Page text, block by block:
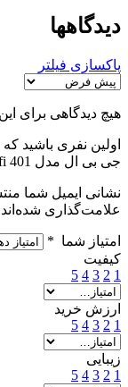
دیدگاهها
پاکسازی فیلتر
هیچ دیدگاهی برای
اولین نفری باشید
جی بی ال مدل CristalProfi 401”
نشانی ایمیل شما
علامت‌گذاری شده‌اند
امتیاز شما *
کیفیت
1
2
3
4
5
ارزش خرید
1
2
3
4
5
زیبایی
1
2
3
4
5